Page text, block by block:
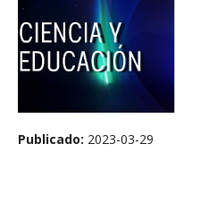
Publicado: 2023-03-29